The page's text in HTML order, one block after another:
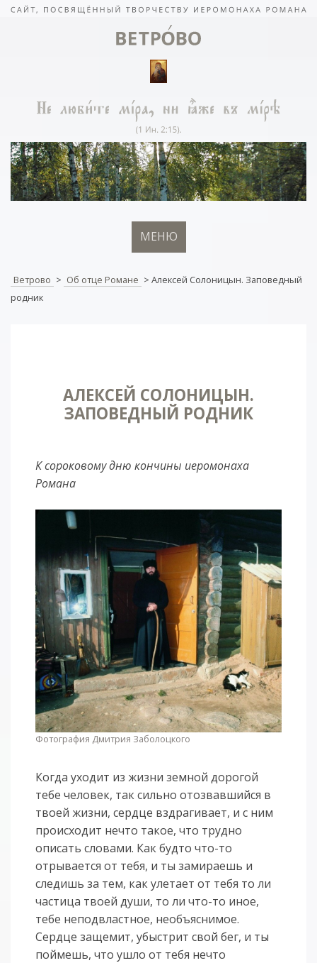
МЕНЮ
Ветрово > Об отце Романе > Алексей Солоницын. Заповедный
родник
АЛЕКСЕЙ СОЛОНИЦЫН.
ЗАПОВЕДНЫЙ РОДНИК
К сороковому дню кончины иеромонаха
Романа
Фотография Дмитрия Заболоцкого
Когда уходит из жизни земной дорогой
тебе человек, так сильно отозвавшийся в
твоей жизни, сердце вздрагивает, и с ним
происходит нечто такое, что трудно
описать словами. Как будто что-то
отрывается от тебя, и ты замираешь и
следишь за тем, как улетает от тебя то ли
частица твоей души, то ли что-то иное,
тебе неподвластное, необъяснимое.
Сердце защемит, убыстрит свой бег, и ты
поймешь, что ушло от тебя нечто